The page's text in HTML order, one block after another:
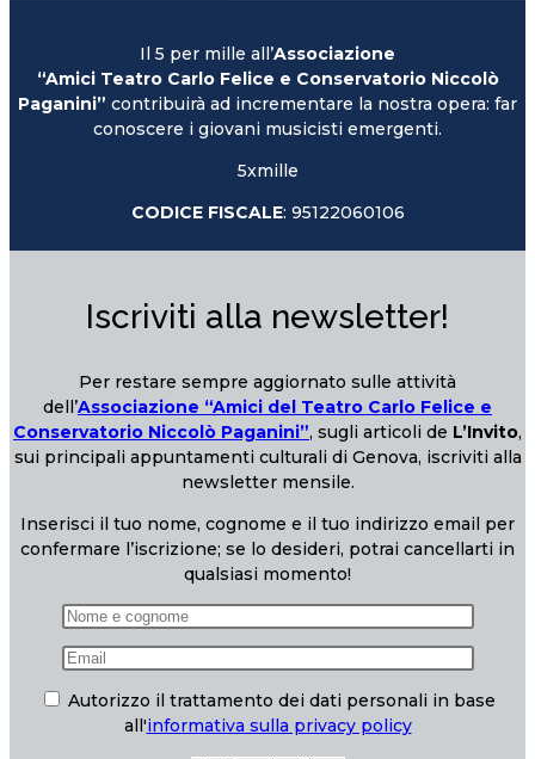
Il 5 per mille all’Associazione
“Amici Teatro Carlo Felice e Conservatorio Niccolò
Paganini” contribuirà ad incrementare la nostra opera: far
conoscere i giovani musicisti emergenti.
5xmille
CODICE FISCALE: 95122060106
Iscriviti alla newsletter!
Per restare sempre aggiornato sulle attività
dell’Associazione “Amici del Teatro Carlo Felice e
Conservatorio Niccolò Paganini”, sugli articoli de L’Invito,
sui principali appuntamenti culturali di Genova, iscriviti alla
newsletter mensile.
Inserisci il tuo nome, cognome e il tuo indirizzo email per
confermare l’iscrizione; se lo desideri, potrai cancellarti in
qualsiasi momento!
Autorizzo il trattamento dei dati personali in base
all'informativa sulla privacy policy